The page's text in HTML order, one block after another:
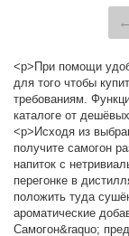
<p>При помощи
для того чтобы
требованиям.
каталоге от
<p>Исходя из
получите самогон
напиток с
перегонке в
положить туда
ароматические
Самогон&raquo;